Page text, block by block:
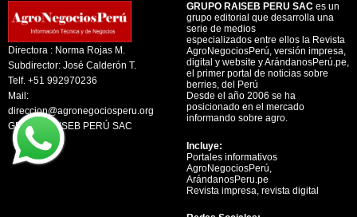
Directora : Norma Rojas M.
Subdirector: José Calderón T.
Telf. +51 992970236
Mail:
direccion@agronegociosperu.org
GRUPO RAISEB PERÚ SAC
GRUPO RAISEB PERU SAC es un
grupo editorial que desarrolla una
serie de medios
especializados entre ellos la Revista
AgroNegociosPerú, versión impresa,
digital y website y ArándanosPerú.pe,
el primer portal de noticias sobre
berries, del Perú
Desde el año 2006 se ha
posicionado en el mercado
informando sobre agro.
Incluye:
Portales informativos
AgroNegociosPerú,
ArándanosPeru.pe
Revista impresa, revista digital